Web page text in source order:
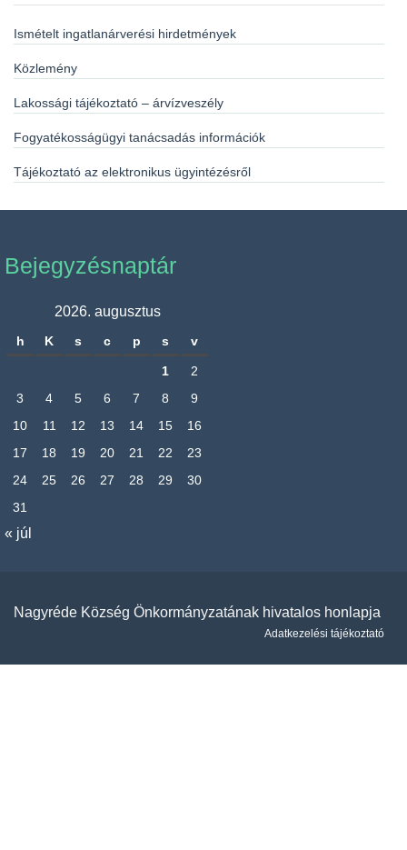
Ismételt ingatlanárverési hirdetmények
Közlemény
Lakossági tájékoztató – árvízveszély
Fogyatékosságügyi tanácsadás információk
Tájékoztató az elektronikus ügyintézésről
Bejegyzésnaptár
2026. augusztus
h K s c p s v
1
2
3
4 5 6 7 8
9
10
11 12 13 14 15
16
17
18 19 20 21 22
23
24
25 26 27 28 29
30
31
« júl
Nagyréde Község Önkormányzatának hivatalos honlapja
Adatkezelési tájékoztató